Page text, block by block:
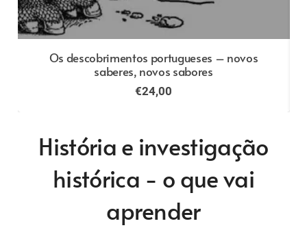
Os descobrimentos portugueses – novos
saberes, novos sabores
€24,00
História e investigação
histórica - o que vai
aprender